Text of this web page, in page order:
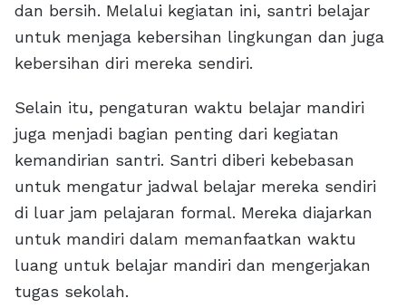
dan bersih. Melalui kegiatan ini, santri belajar
untuk menjaga kebersihan lingkungan dan juga
kebersihan diri mereka sendiri.
Selain itu, pengaturan waktu belajar mandiri
juga menjadi bagian penting dari kegiatan
kemandirian santri. Santri diberi kebebasan
untuk mengatur jadwal belajar mereka sendiri
di luar jam pelajaran formal. Mereka diajarkan
untuk mandiri dalam memanfaatkan waktu
luang untuk belajar mandiri dan mengerjakan
tugas sekolah.